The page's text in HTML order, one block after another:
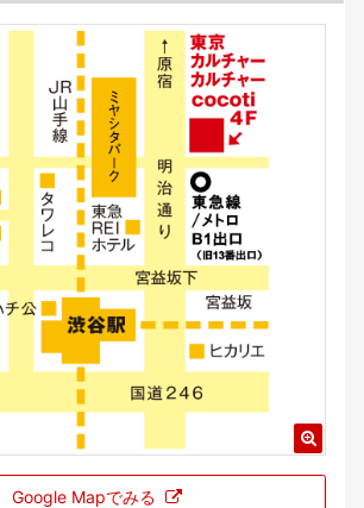
Google Mapでみる